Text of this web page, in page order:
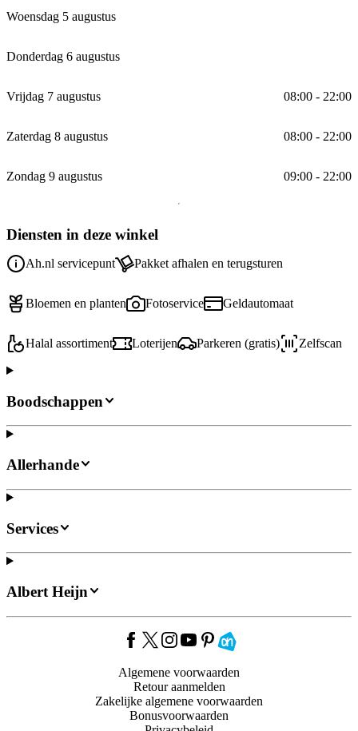
Woensdag 5 augustus
Donderdag 6 augustus
Vrijdag 7 augustus 08:00 - 22:00
Zaterdag 8 augustus 08:00 - 22:00
Zondag 9 augustus 09:00 - 22:00
Diensten in deze winkel
Ah.nl servicepunt Pakket afhalen en terugsturen
Bloemen en planten Fotoservice Geldautomaat
Halal assortiment Loterijen Parkeren (gratis) Zelfscan
Boodschappen
Allerhande
Services
Albert Heijn
Algemene voorwaarden
Retour aanmelden
Zakelijke algemene voorwaarden
Bonusvoorwaarden